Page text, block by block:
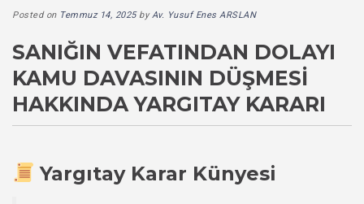
Posted on Temmuz 14, 2025byAv. Yusuf Enes ARSLAN
SANIĞIN VEFATINDAN DOLAYI
KAMU DAVASININ DÜŞMESI
HAKKINDA YARGITAY KARARI
Yargıtay Karar Künyesi